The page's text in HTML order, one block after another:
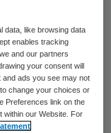
zonder
de
de
data, like browsing data
enables tracking
and our partners
your consent will
ads you see may not
change your choices or
Preferences link on the
within our Website. For